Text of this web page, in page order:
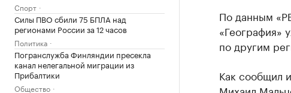
Спорт
Силы ПВО сбили 75 БПЛА над
регионами России за 12 часов
Политика
Погранслужба Финляндии пресекла
канал нелегальной миграции из
Прибалтики
Общество
По данным
«География»
по другим
Как сообщил